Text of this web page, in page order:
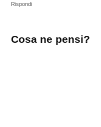
Rispondi
un
Cosa ne pensi?